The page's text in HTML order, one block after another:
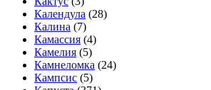
Календула (28)
Калина (7)
Камассия (4)
Камелия (5)
Камнеломка (24)
Кампсис (5)